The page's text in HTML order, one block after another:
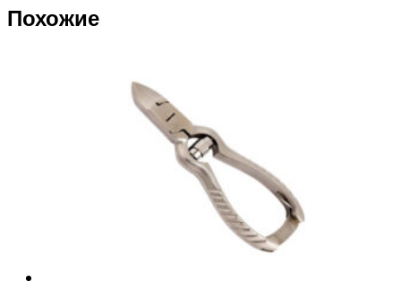
Похожие